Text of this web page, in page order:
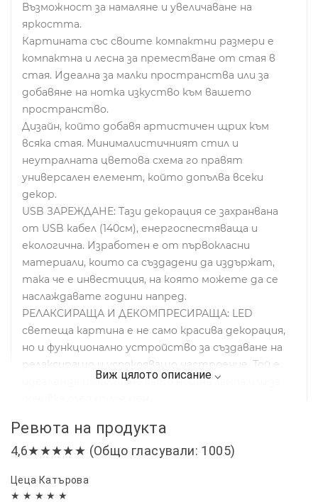
Възможност за намаляне и увеличаване на
яркостта.
Картината със своите компактни размери е
компактна и лесна за преместване от стая в
стая. Идеална за малки пространства или за
добавяне на нотка изкуство към вашето
пространство.
Дизайн, който добавя артистичен щрих към
всяка стая. Минималистичният стил и
неутралната цветова схема го правят
универсален елемент, който допълва всеки
декор.
USB ЗАРЕЖДАНЕ: Тази декорация се захранвана
от USB кабел (140см), енергоспестяваща и
екологична. Изработен е от първокласни
материали, които са създадени да издържат,
така че е инвестиция, на която можете да се
наслаждавате години напред.
РЕЛАКСИРАЩА И ДЕКОМПРЕСИРАЩА: LED
светеща картина е не само красива декорация,
но и функционално устройство за създаване на
релаксиращо и успокояващо настроение. Той е
идеален за използване като нощна лампа или за
леки движения).
​Размери: 31 х 23 х 3 см
Ревюта на продукта
4,6★★★★★ (Общо гласували: 1005)
Цеца Катърова
★ ★ ★ ★ ★